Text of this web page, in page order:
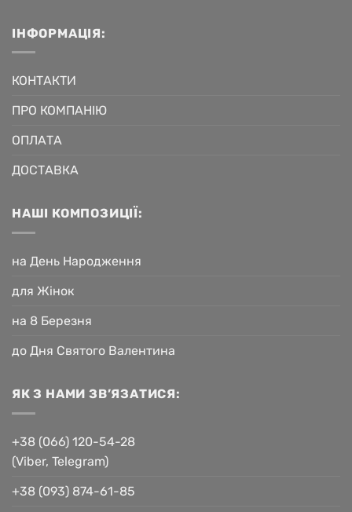
ІНФОРМАЦІЯ:
КОНТАКТИ
ПРО КОМПАНІЮ
ОПЛАТА
ДОСТАВКА
НАШІ КОМПОЗИЦІЇ:
на День Народження
для Жінок
на 8 Березня
до Дня Святого Валентина
ЯК З НАМИ ЗВ’ЯЗАТИСЯ:
+38 (066) 120-54-28
(Viber, Telegram)
+38 (093) 874-61-85